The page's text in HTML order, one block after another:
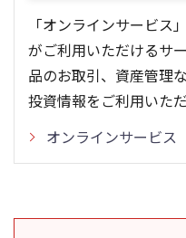
「オンラインサービス
がご利用いただけるサ
品のお取引、資産管理
投資情報をご利用いただ
オンラインサービス